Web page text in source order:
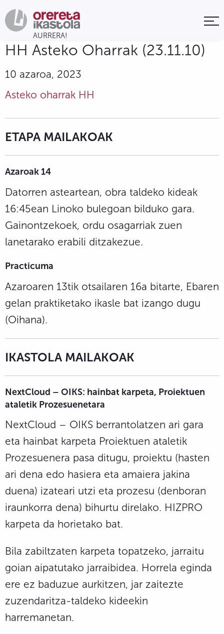
HH Asteko Oharrak (23.11.10)
10 azaroa, 2023
Asteko oharrak HH
ETAPA MAILAKOAK
Azaroak 14
Datorren asteartean, obra taldeko kideak
16:45ean Linoko bulegoan bilduko gara.
Gainontzekoek, ordu osagarriak zuen
lanetarako erabili ditzakezue.
Practicuma
Azaroaren 13tik otsailaren 16a bitarte, Ebaren
gelan praktiketako ikasle bat izango dugu
(Oihana).
IKASTOLA MAILAKOAK
NextCloud – OIKS: hainbat karpeta, Proiektuen
ataletik Prozesuenetara
NextCloud – OIKS berrantolatzen ari gara
eta hainbat karpeta Proiektuen ataletik
Prozesuenera pasa ditugu, proiektu (hasten
ari dena edo hasiera eta amaiera jakina
duena) izateari utzi eta prozesu (denboran
iraunkorra dena) bihurtu direlako. HIZPRO
karpeta da horietako bat.
Bila zabiltzaten karpeta topatzeko, jarraitu
goian aipatutako jarraibidea. Horrela eginda
ere ez baduzue aurkitzen, jar zaitezte
zuzendaritza-taldeko kideekin
harremanetan.